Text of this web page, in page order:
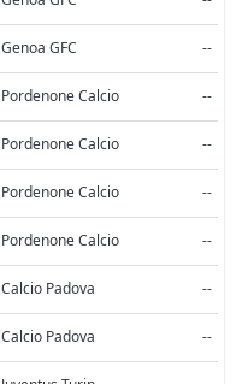
Genoa GFC --
Pordenone Calcio --
Pordenone Calcio --
Pordenone Calcio --
Pordenone Calcio --
Calcio Padova --
Calcio Padova --